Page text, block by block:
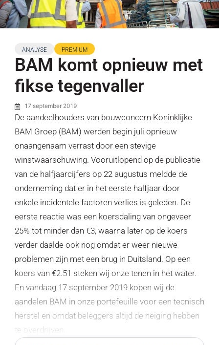
ANALYSE PREMIUM
BAM komt opnieuw met
fikse tegenvaller
17 september 2019
De aandeelhouders van bouwconcern Koninklijke
BAM Groep (BAM) werden begin juli opnieuw
onaangenaam verrast door een stevige
winstwaarschuwing. Vooruitlopend op de publicatie
van de halfjaarcijfers op 22 augustus meldde de
onderneming dat er in het eerste halfjaar door
enkele incidentele factoren verlies is geleden. De
eerste reactie was een koersdaling van ongeveer
25% tot minder dan €3, waarna later op de koers
verder daalde ook nog omdat er weer nieuwe
problemen zijn met een brug in Duitsland. Op een
koers van €2.51 steken wij onze tenen in het water.
En vandaag 17 september 2019 kopen wij de
aandelen BAM in onze portefeuille voor een tecnisch
herstel en omdat beleggers altijd de neiging hebben
te overdrijven.